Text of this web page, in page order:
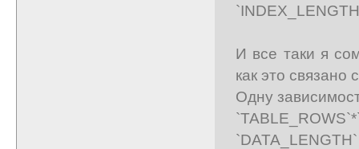
И все таки я
как это
Одну